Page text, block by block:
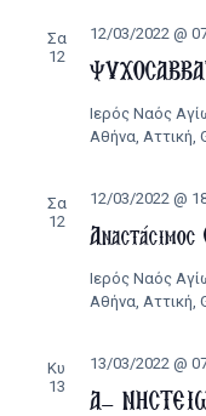
Σα
12
12/03/2022 @
Ιερός Ναός
Αθήνα, Αττική,
Σα
12
12/03/2022 @
Ιερός Ναός
Αθήνα, Αττική,
Κυ
13
Α’
13/03/2022 @